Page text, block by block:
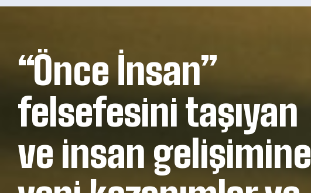
“Önce İnsan”
felsefesini taşıyan
ve insan gelişimine